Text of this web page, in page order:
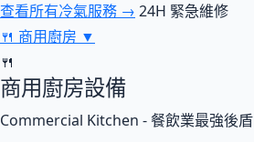
查看所有冷氣服務 → 24H 緊急維修
🍴 商用廚房 ▼
🍴
商用廚房設備
Commercial Kitchen - 餐飲業最強後盾